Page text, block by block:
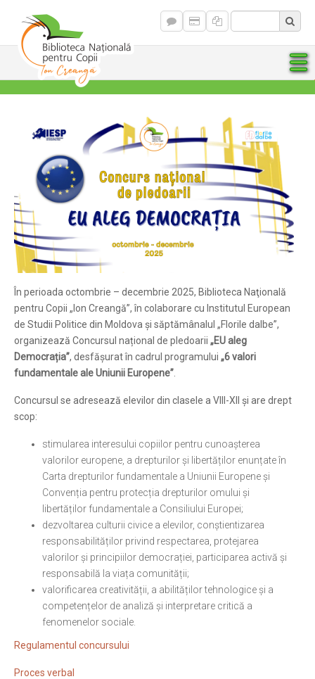
În perioada octombrie – decembrie 2025, Biblioteca Naţională
pentru Copii „Ion Creangă”, în colaborare cu Institutul European
de Studii Politice din Moldova și săptămânalul „Florile dalbe”,
organizează Concursul național de pledoarii „EU aleg
Democrația”, desfășurat în cadrul programului „6 valori
fundamentale ale Uniunii Europene”
Concursul se adresează elevilor din clasele a VIII-XII și are drept
scop:
stimularea interesului copiilor pentru cunoașterea
valorilor europene, a drepturilor și libertăților enunțate în
Carta drepturilor fundamentale a Uniunii Europene și
Convenția pentru protecția drepturilor omului și
libertăților fundamentale a Consiliului Europei;
dezvoltarea culturii civice a elevilor, conștientizarea
responsabilităților privind respectarea, protejarea
valorilor și principiilor democrației, participarea activă și
responsabilă la viața comunității;
valorificarea creativității, a abilităților tehnologice și a
competențelor de analiză și interpretare critică a
fenomenelor sociale.
Regulamentul concursului
Proces verbal